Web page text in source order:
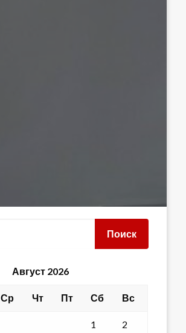
Август 2026
Ср Чт Пт Сб Вс
1 2